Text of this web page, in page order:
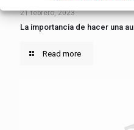
21 febrero, 2023
La importancia de hacer una
Read more